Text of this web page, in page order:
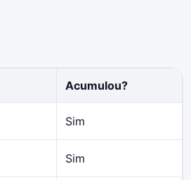
Acumulou?
Sim
Sim